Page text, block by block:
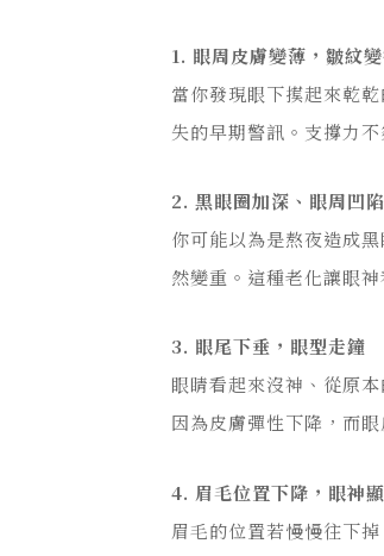
1. 眼周皮膚變薄，皺紋
當你發現眼下摸起來乾
失的早期警訊。支撐力
2. 黑眼圈加深、眼周凹陷
你可能以為是熬夜造成
然變重。這種老化讓眼
3. 眼尾下垂，眼型走鐘
眼睛看起來沒神、從原
因為皮膚彈性下降，而
4. 眉毛位置下降，眼神
眉毛的位置若慢慢往下